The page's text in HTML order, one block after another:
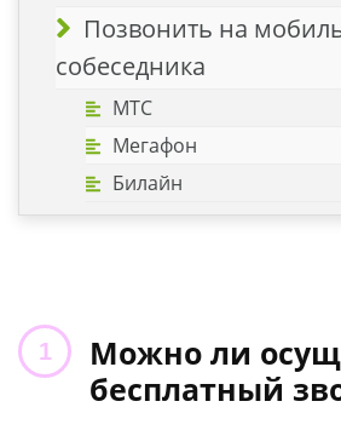
Позвонить на
собеседника
МТС
Мегафон
Билайн
Можно ли
бесплатный